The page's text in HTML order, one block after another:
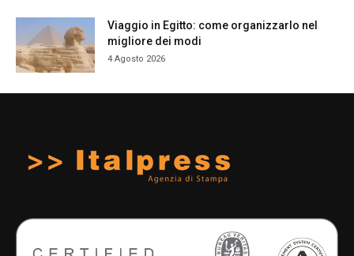
Viaggio in Egitto: come organizzarlo nel
migliore dei modi
4 Agosto 2026